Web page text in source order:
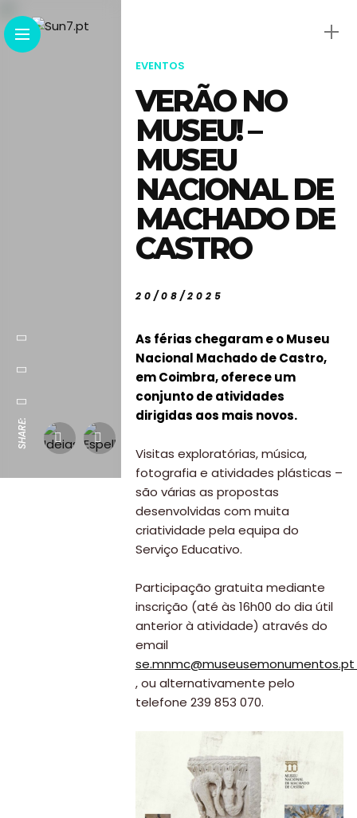
SHARE:
EVENTOS
VERÃO NO
MUSEU! –
MUSEU
NACIONAL DE
MACHADO DE
CASTRO
20/08/2025
As férias chegaram e o Museu
Nacional Machado de Castro,
em Coimbra, oferece um
conjunto de atividades
dirigidas aos mais novos.
Visitas exploratórias, música,
fotografia e atividades plásticas –
são várias as propostas
desenvolvidas com muita
criatividade pela equipa do
Serviço Educativo.
Participação gratuita mediante
inscrição (até às 16h00 do dia útil
anterior à atividade) através do
email
se.mnmc@museusemonumentos.pt
, ou alternativamente pelo
telefone 239 853 070.